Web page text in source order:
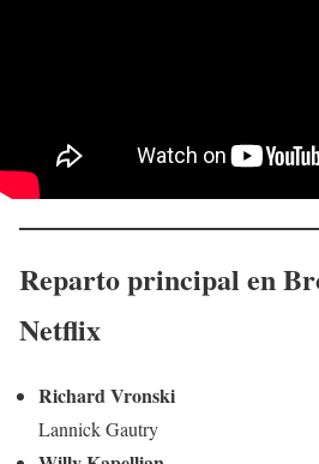
Reparto principal en
Netflix
Richard Vronski
Lannick Gautry